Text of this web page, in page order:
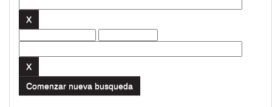
Comenzar nueva busqueda